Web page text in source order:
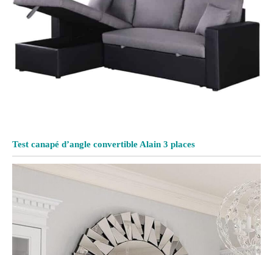
Test canapé d’angle convertible Alain 3 places